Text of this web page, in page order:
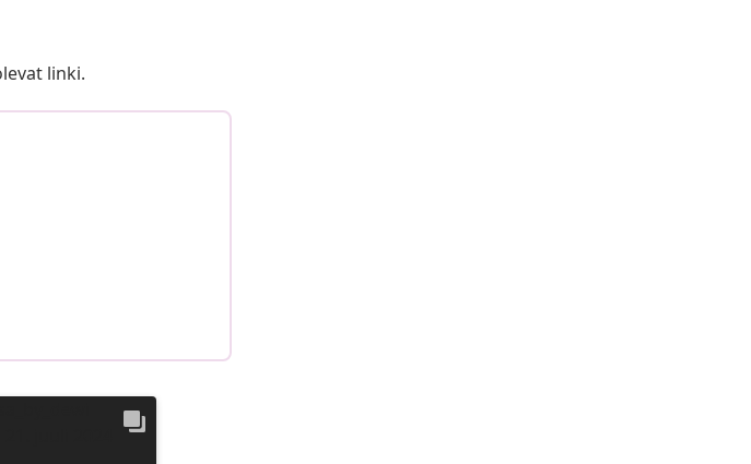
linki.